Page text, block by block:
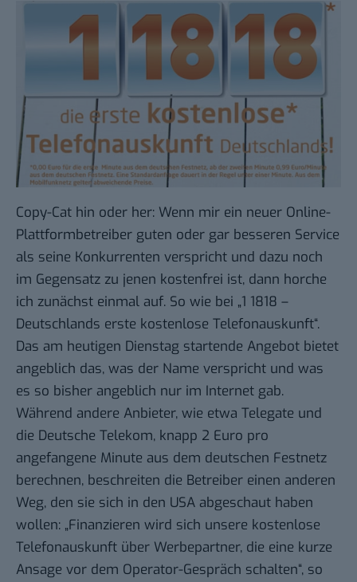
Copy-Cat hin oder her: Wenn mir ein neuer Online-
Plattformbetreiber guten oder gar besseren Service
als seine Konkurrenten verspricht und dazu noch
im Gegensatz zu jenen kostenfrei ist, dann horche
ich zunächst einmal auf. So wie bei „1 1818 –
Deutschlands erste kostenlose Telefonauskunft“.
Das am heutigen Dienstag startende Angebot bietet
angeblich das, was der Name verspricht und was
es so bisher angeblich nur im Internet gab.
Während andere Anbieter, wie etwa Telegate und
die Deutsche Telekom, knapp 2 Euro pro
angefangene Minute aus dem deutschen Festnetz
berechnen, beschreiten die Betreiber einen anderen
Weg, den sie sich in den USA abgeschaut haben
wollen: „Finanzieren wird sich unsere kostenlose
Telefonauskunft über Werbepartner, die eine kurze
Ansage vor dem Operator-Gespräch schalten“, so